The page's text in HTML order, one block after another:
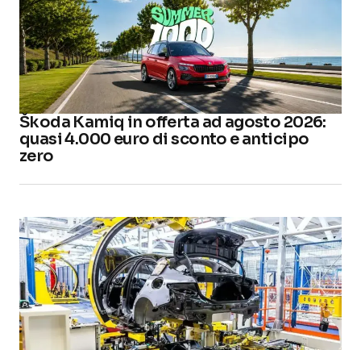
Škoda Kamiq in offerta ad agosto 2026:
quasi 4.000 euro di sconto e anticipo
zero